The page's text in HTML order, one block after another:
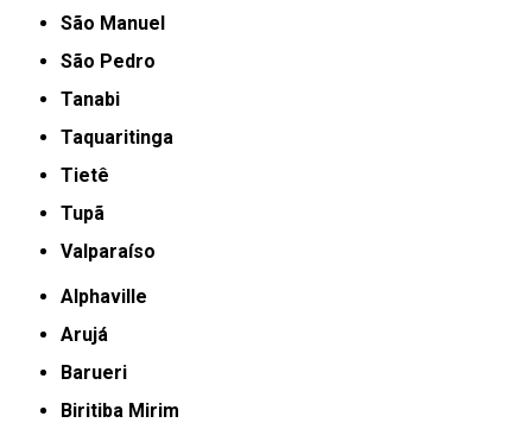
São Manuel
São Pedro
Tanabi
Taquaritinga
Tietê
Tupã
Valparaíso
Alphaville
Arujá
Barueri
Biritiba Mirim